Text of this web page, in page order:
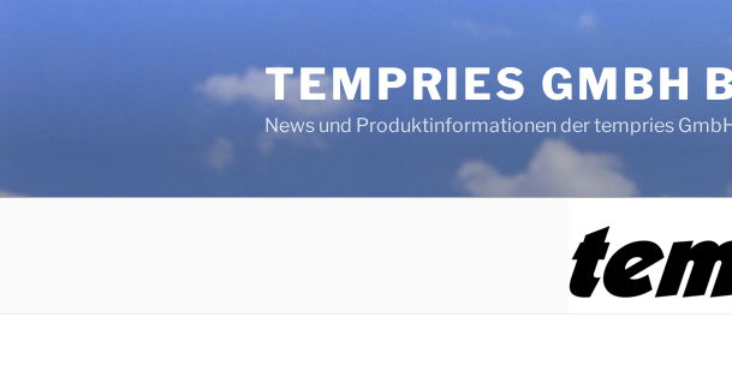
TEMPRIES GMBH
News und Produktinformationen der tempries